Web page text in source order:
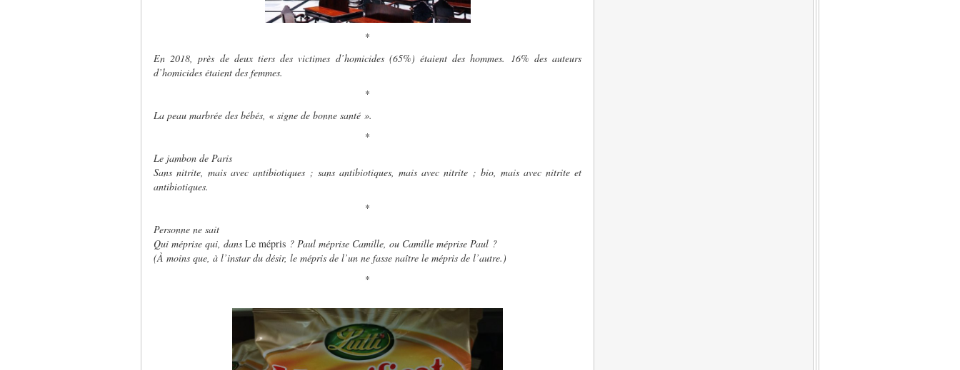
*
En 2018, près de deux tiers des victimes d’homicides (65%) étaient des hommes. 16% des auteurs
d’homicides étaient des femmes.
*
La peau marbrée des bébés, « signe de bonne santé ».
*
Le jambon de Paris
Sans nitrite, mais avec antibiotiques ; sans antibiotiques, mais avec nitrite ; bio, mais avec nitrite et
antibiotiques.
*
Personne ne sait
Qui méprise qui, dans Le mépris ? Paul méprise Camille, ou Camille méprise Paul ?
(À moins que, à l’instar du désir, le mépris de l’un ne fasse naître le mépris de l’autre.)
*